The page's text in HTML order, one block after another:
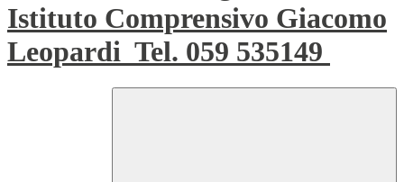
Istituto Comprensivo Giacomo
Leopardi Tel. 059 535149